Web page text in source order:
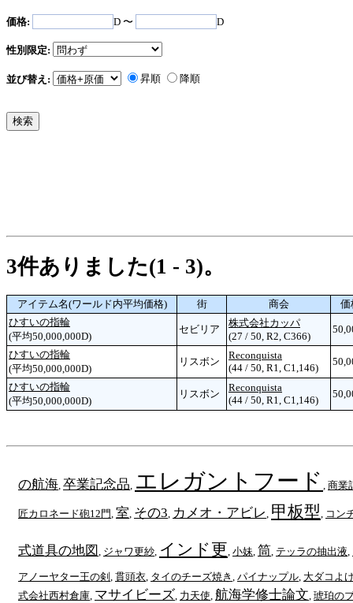
価格: D 〜 D
性別限定:
並び替え: 昇順 降順
3件ありました(1 - 3)。
アイテム名(ワールド内平均価格) 街 商会
価
ひすいの指輪
(平均50,000,000D)
セビリア
株式会社カッパ
(27 / 50, R2, C366)
ひすいの指輪
(平均50,000,000D)
リスボン
Reconquista
(44 / 50, R1, C1,146)
ひすいの指輪
(平均50,000,000D)
リスボン
Reconquista
(44 / 50, R1, C1,146)
の航海 卒業記念品 エレガントフード 商業
匠カロネード砲12門 室 その3 カメオ・アビレ 甲板型 コン
式道具の地図 ジャワ更紗 インド更 小妹 筒 テッラの抽出液
アノーヤター王の剣 貫頭衣 タイのチーズ焼き パイナップル 大ダコよ
式会社西村倉庫 マサイビーズ 力天使 航海学修士論文 琥珀の